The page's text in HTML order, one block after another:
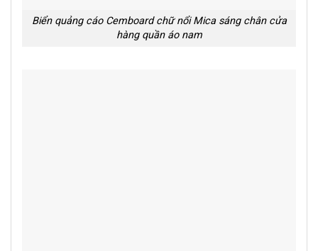
Biển quảng cáo Cemboard chữ nổi Mica sáng chân cửa
hàng quần áo nam